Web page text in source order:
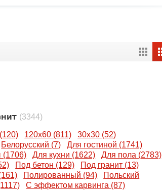
(3344)
120x60 (811)
30x30 (52)
Белорусский (7)
Для гостиной (1741)
(1706)
Для кухни (1622)
Для пола (2783)
Под бетон (129)
Под гранит (13)
Полированный (94)
Польский
С эффектом карвинга (87)